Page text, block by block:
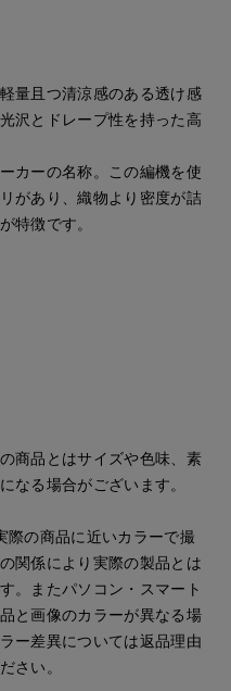
量且つ清涼感のある透け感
沢とドレープ性を持った高
カーの名称。この編機を使
があり、織物より密度が詰
特徴です。
商品とはサイズや色味、素
なる場合がございます。
際の商品に近いカラーで撮
関係により実際の製品とは
。またパソコン・スマート
と画像のカラーが異なる場
ー差異については返品理由
さい。